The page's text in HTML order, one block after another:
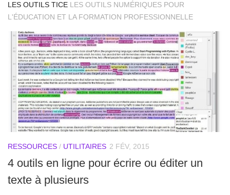
LES OUTILS TICE LES OUTILS NUMÉRIQUES POUR
L'ÉDUCATION ET LA FORMATION PROFESSIONNELLE
RESSOURCES / UTILITAIRES 2 FÉV, 2015
4 outils en ligne pour écrire ou éditer un
texte à plusieurs